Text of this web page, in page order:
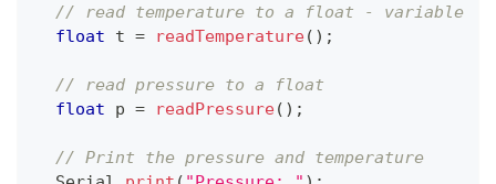
// read temperature to a float - variable
float t = readTemperature( ) ;
// read pressure to a float
float p = readPressure( ) ;
// Print the pressure and temperature